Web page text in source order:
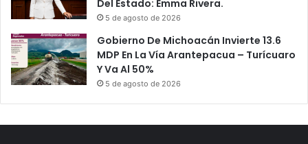
Del Estado: Emma Rivera.
5 de agosto de 2026
Gobierno De Michoacán Invierte 13.6
MDP En La Vía Arantepacua – Turícuaro
Y Va Al 50%
5 de agosto de 2026